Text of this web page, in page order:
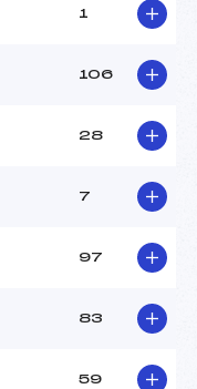
1
106
28
7
97
83
59